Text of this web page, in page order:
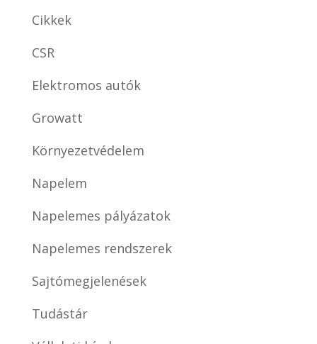
Cikkek
CSR
Elektromos autók
Growatt
Környezetvédelem
Napelem
Napelemes pályázatok
Napelemes rendszerek
Sajtómegjelenések
Tudástár